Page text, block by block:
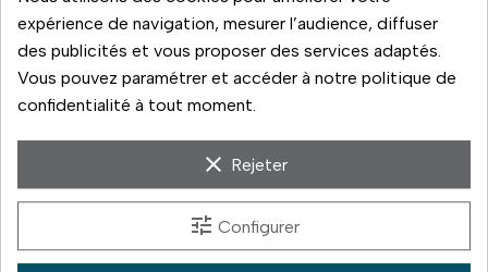
expérience de navigation, mesurer l’audience, diffuser
des publicités et vous proposer des services adaptés.
Vous pouvez paramétrer et accéder à notre politique de
confidentialité à tout moment.
clear Rejeter
tune Configurer